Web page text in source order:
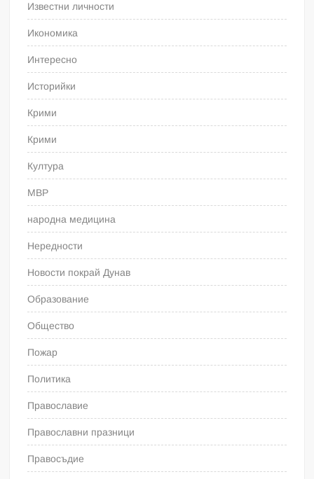
Известни личности
Икономика
Интересно
Историйки
Крими
Крими
Култура
МВР
народна медицина
Нередности
Новости покрай Дунав
Образование
Общество
Пожар
Политика
Православие
Православни празници
Правосъдие